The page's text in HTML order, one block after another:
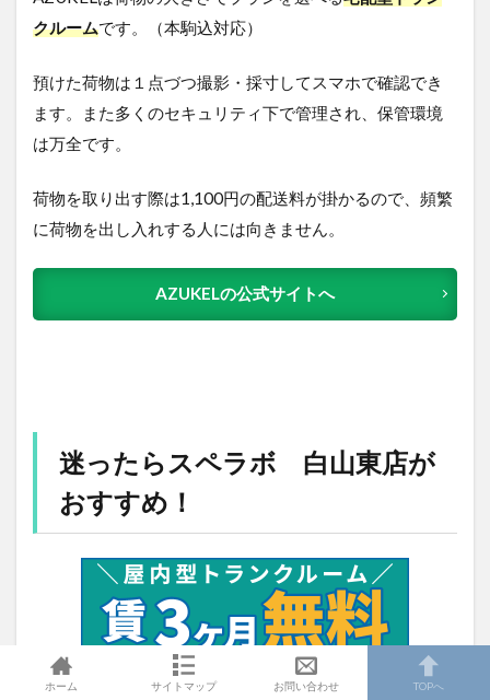
クルームです。（本駒込対応）
預けた荷物は１点づつ撮影・採寸してスマホで確認でき
ます。また多くのセキュリティ下で管理され、保管環境
は万全です。
荷物を取り出す際は1,100円の配送料が掛かるので、頻繁
に荷物を出し入れする人には向きません。
AZUKELの公式サイトへ
迷ったらスペラボ 白山東店が
おすすめ！
ホーム サイトマップ お問い合わせ TOPへ